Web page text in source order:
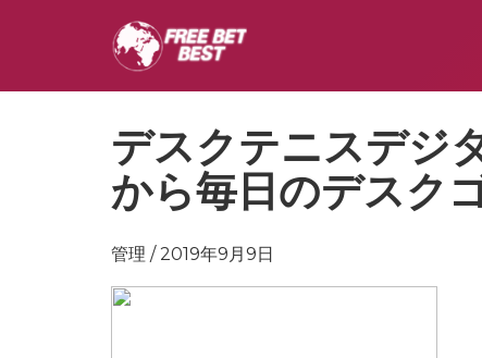
デスクテニスデジ
から毎日のデスク
管理 / 2019年9月9日